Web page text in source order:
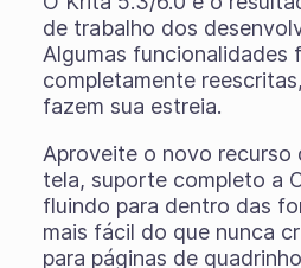
de trabalho dos
Algumas funcionalidades
completamente
fazem sua estreia.
Aproveite o novo recurso
tela, suporte completo a
fluindo para dentro das
mais fácil do que nunca
para páginas de